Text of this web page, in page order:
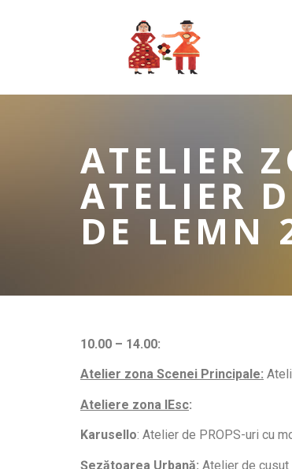
ATELIER
ATELIER
DE LEMN
10.00 – 14.00:
Atelier zona Scenei Principale:
Ateliere zona IEsc:
Karusello: Atelier de PROPS-uri cu
Șezătoarea Urbană: Atelier de